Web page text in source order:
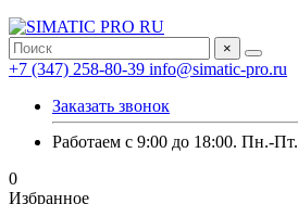
×
+7 (347) 258-80-39 info@simatic-pro.ru
Заказать звонок
Работаем с 9:00 до 18:00. Пн.-Пт.
0
Избранное